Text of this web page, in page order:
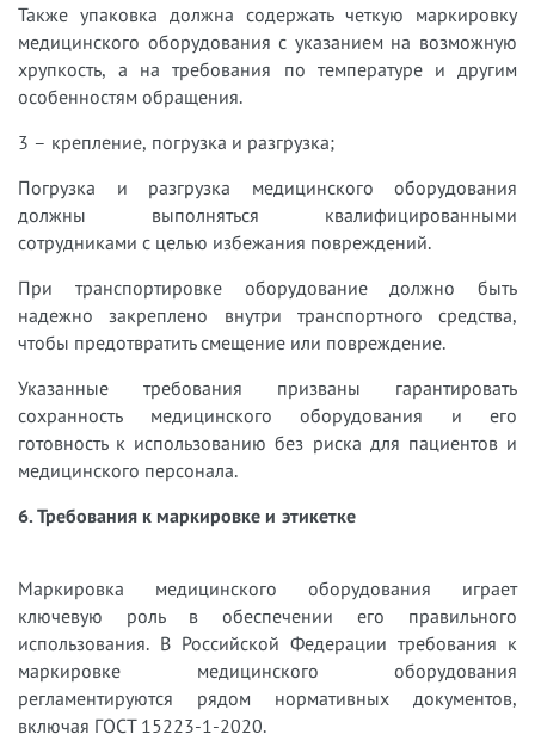
Также упаковка должна содержать четкую маркировку
медицинского оборудования с указанием на возможную
хрупкость, а на требования по температуре и другим
особенностям обращения.
3 – крепление, погрузка и разгрузка;
Погрузка и разгрузка медицинского оборудования
должны выполняться квалифицированными
сотрудниками с целью избежания повреждений.
При транспортировке оборудование должно быть
надежно закреплено внутри транспортного средства,
чтобы предотвратить смещение или повреждение.
Указанные требования призваны гарантировать
сохранность медицинского оборудования и его
готовность к использованию без риска для пациентов и
медицинского персонала.
6. Требования к маркировке и этикетке
Маркировка медицинского оборудования играет
ключевую роль в обеспечении его правильного
использования. В Российской Федерации требования к
маркировке медицинского оборудования
регламентируются рядом нормативных документов,
включая ГОСТ 15223-1-2020.